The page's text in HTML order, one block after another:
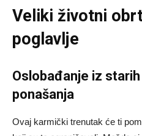
Veliki životni
poglavlje
Oslobađanje iz
ponašanja
Ovaj karmički trenutak će ti